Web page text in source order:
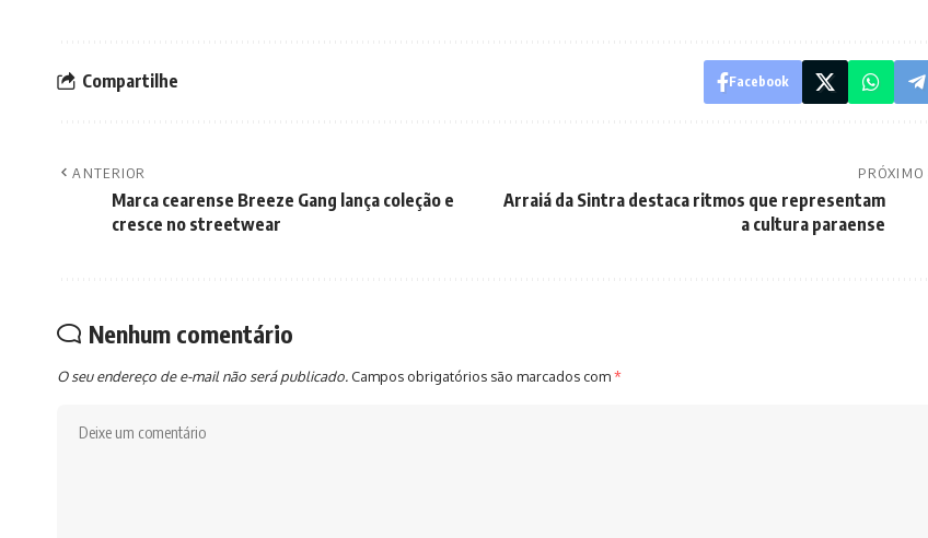
Compartilhe Facebook
ANTERIOR
Marca cearense Breeze Gang lança coleção e
cresce no streetwear
PRÓXIMO
Arraiá da Sintra destaca ritmos que representam
a cultura paraense
Nenhum comentário
O seu endereço de e-mail não será publicado. Campos obrigatórios são marcados com*